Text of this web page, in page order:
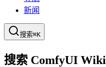
新闻
搜索⌘K
搜索 ComfyUI Wiki